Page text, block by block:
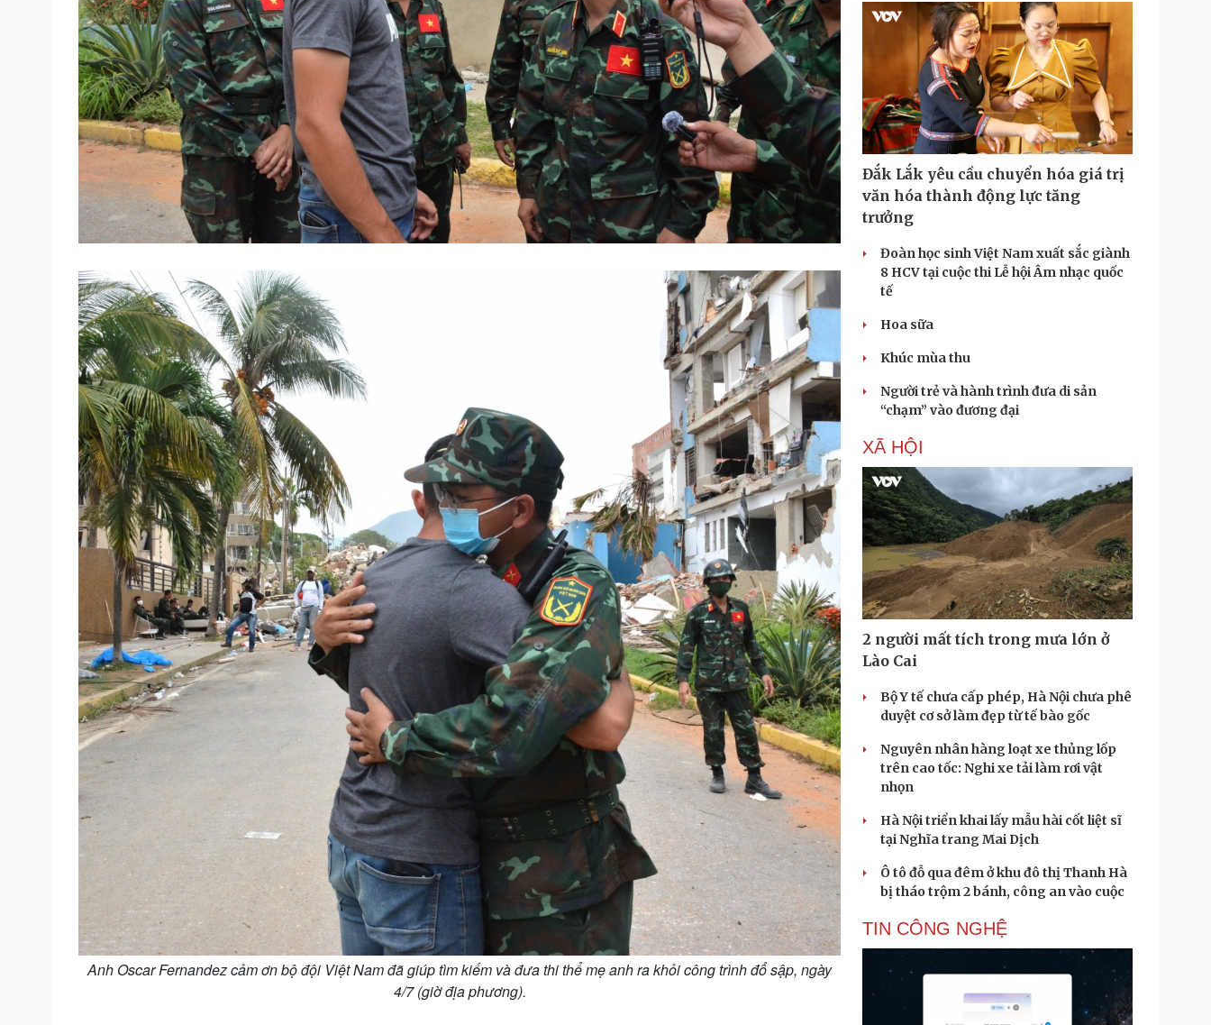
Anh Oscar Fernandez cảm ơn bộ đội Việt Nam đã giúp tìm kiếm và đưa thi thể mẹ anh ra khỏi công trình đổ sập, ngày
4/7 (giờ địa phương).
Đắk Lắk yêu cầu chuyển hóa giá trị
văn hóa thành động lực tăng
trưởng
Đoàn học sinh Việt Nam xuất sắc giành
8 HCV tại cuộc thi Lễ hội Âm nhạc quốc
tế
Hoa sữa
Khúc mùa thu
Người trẻ và hành trình đưa di sản
“chạm” vào đương đại
XÃ HỘI
2 người mất tích trong mưa lớn ở
Lào Cai
Bộ Y tế chưa cấp phép, Hà Nội chưa phê
duyệt cơ sở làm đẹp từ tế bào gốc
Nguyên nhân hàng loạt xe thủng lốp
trên cao tốc: Nghi xe tải làm rơi vật
nhọn
Hà Nội triển khai lấy mẫu hài cốt liệt sĩ
tại Nghĩa trang Mai Dịch
Ô tô đỗ qua đêm ở khu đô thị Thanh Hà
bị tháo trộm 2 bánh, công an vào cuộc
TIN CÔNG NGHỆ